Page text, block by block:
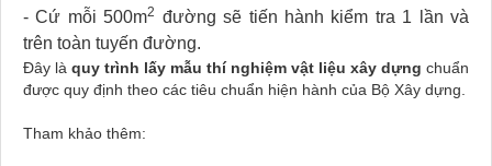
- Cứ mỗi 500m2 đường sẽ tiến hành kiểm tra 1 lần và
trên toàn tuyến đường.
Đây là quy trình lấy mẫu thí nghiệm vật liệu xây dựng chuẩn
được quy định theo các tiêu chuẩn hiện hành của Bộ Xây dựng.
Tham khảo thêm: